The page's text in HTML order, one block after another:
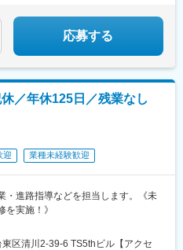
知県)、西高蔵駅、矢田駅(愛知県)、
駅、京都駅、祇園四条駅、鞍馬口
、日本橋駅(大阪府)、天王寺駅前駅、
ノレール)、桜ノ宮駅、岡本駅(兵庫
園駅(福岡県)、天神南駅、朝倉街道
駅、松原駅(東京都)、西太子堂駅、
、花隈駅、芦花公園駅、元町駅(兵
、八丁堀駅(広島県)、岡山駅前駅、
日駅(東京都)、倉敷市駅、豊島園駅
ター前駅、永田町駅、学習院下駅、
新宿御苑前駅、府中本町駅、神楽坂
)、有明駅(東京都)、銀座一丁目駅、
みなとみらい駅、新百合ケ丘駅、平
川駅、中央林間駅、石川町駅、ゆめ
川県)、東戸塚駅、モレラ岐阜駅、美
古屋駅、栄駅(愛知県)、久屋大通駅、
日進駅(愛知県)、熱田駅、長久手古戦
、豊橋駅、南大高駅、八幡駅(愛知
瀬田駅(滋賀県)、東寺駅、京都河原
野橋駅、東梅田駅、なんば駅(地下
駅、千里中央駅(北大阪急行)、長堀
駅、森ノ宮駅、都島駅、摂津本山
駅、博多駅、西新駅、酒殿駅、西鉄
応募する
休／年休125日／残業なし
迎 業種未経験歓迎
・進路指導などを担当します。《未
を実施！》
区清川2-39-6 TS5thビル【アクセ